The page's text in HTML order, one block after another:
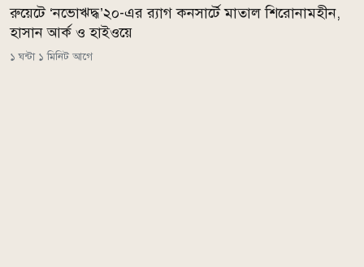
রুয়েটে ‘নভোঋদ্ধ’২০-এর র‍্যাগ কনসার্টে মাতাল শিরোনামহীন,
হাসান আর্ক ও হাইওয়ে
১ ঘন্টা ১ মিনিট আগে